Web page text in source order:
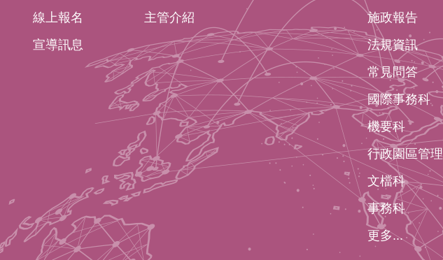
線上報名
宣導訊息
主管介紹
施政報告
法規資訊
常見問答
國際事務科
機要科
行政園區管
文檔科
事務科
更多...